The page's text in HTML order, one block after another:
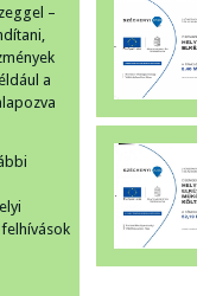
–
a